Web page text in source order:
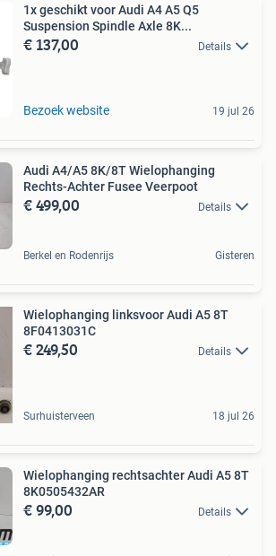
1x geschikt voor Audi A4 A5 Q5
Suspension Spindle Axle 8K...
€ 137,00 Details
Bezoek website 19 jul 26
Audi A4/A5 8K/8T Wielophanging
Rechts-Achter Fusee Veerpoot
€ 499,00 Details
Berkel en Rodenrijs Gisteren
Wielophanging linksvoor Audi A5 8T
8F0413031C
€ 249,50 Details
Surhuisterveen 18 jul 26
Wielophanging rechtsachter Audi A5 8T
8K0505432AR
€ 99,00 Details